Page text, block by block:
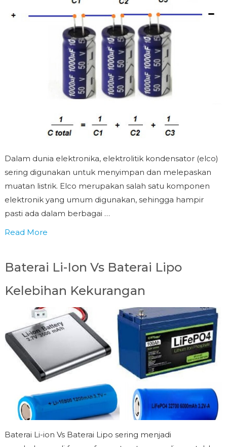
Dalam dunia elektronika, elektrolitik kondensator (elco)
sering digunakan untuk menyimpan dan melepaskan
muatan listrik. Elco merupakan salah satu komponen
elektronik yang umum digunakan, sehingga hampir
pasti ada dalam berbagai …
Read More
Baterai Li-Ion Vs Baterai Lipo
Kelebihan Kekurangan
Baterai Li-ion Vs Baterai Lipo sering menjadi